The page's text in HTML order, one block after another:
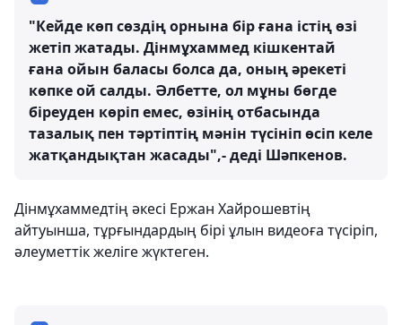
"Кейде көп сөздің орнына бір ғана істің өзі
жетіп жатады. Дінмұхаммед кішкентай
ғана ойын баласы болса да, оның әрекеті
көпке ой салды. Әлбетте, ол мұны бөгде
біреуден көріп емес, өзінің отбасында
тазалық пен тәртіптің мәнін түсініп өсіп келе
жатқандықтан жасады",- деді Шәпкенов.
Дінмұхаммедтің әкесі Ержан Хайрошевтің
айтуынша, тұрғындардың бірі ұлын видеоға түсіріп,
әлеуметтік желіге жүктеген.